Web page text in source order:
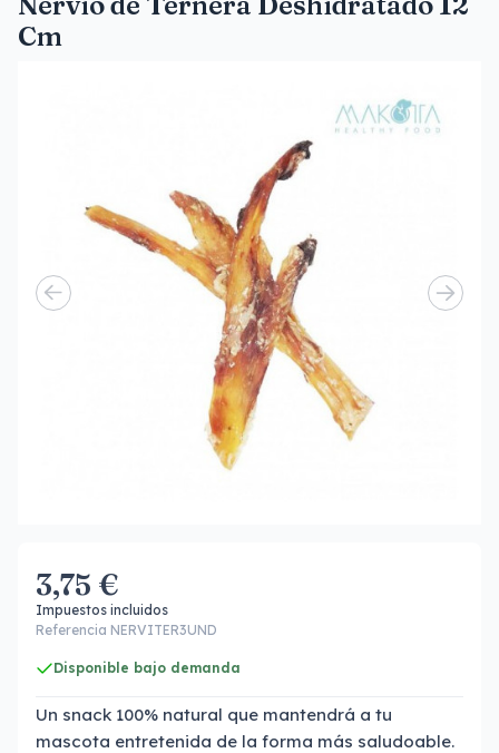
Cm
3,75 €
Impuestos incluidos
Referencia NERVITER3UND
Disponible bajo demanda
Un snack 100% natural que mantendrá a tu
mascota entretenida de la forma más saludoable.